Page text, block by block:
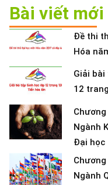
Bài viết mới
Đề thi
Hóa
Giải bài
12
Ngành
Đại học
Ngành